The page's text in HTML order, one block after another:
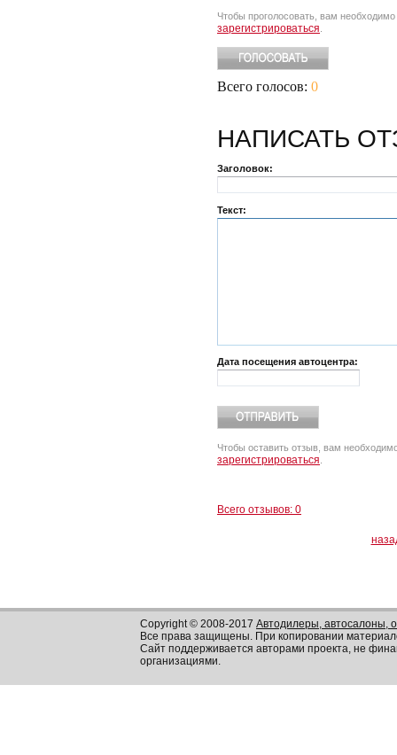
Чтобы проголосовать, вам необходимо
зарегистрироваться
Всего голосов: 0
НАПИСАТЬ
Заголовок:
Текст:
Дата посещения автоцентра:
Чтобы оставить отзыв, вам
зарегистрироваться
Всего отзывов: 0
Copyright © 2008-2017 Автодилеры, автосалоны,
Все права защищены. При копировании
Сайт поддерживается авторами проекта, не
организациями.